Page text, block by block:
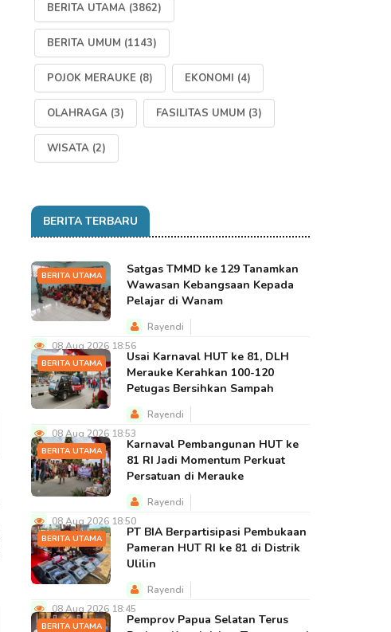
BERITA UTAMA (3862)
BERITA UMUM (1143)
POJOK MERAUKE (8) EKONOMI (4)
OLAHRAGA (3) FASILITAS UMUM (3)
WISATA (2)
BERITA TERBARU
BERITA UTAMA
Satgas TMMD ke 129 Tanamkan
Wawasan Kebangsaan Kepada
Pelajar di Wanam
Rayendi
08 Aug 2026 18:56
BERITA UTAMA
Usai Karnaval HUT ke 81, DLH
Merauke Kerahkan 100-120
Petugas Bersihkan Sampah
Rayendi
08 Aug 2026 18:53
BERITA UTAMA
Karnaval Pembangunan HUT ke
81 RI Jadi Momentum Perkuat
Persatuan di Merauke
Rayendi
08 Aug 2026 18:50
BERITA UTAMA
PT BIA Berpartisipasi Pembukaan
Pameran HUT RI ke 81 di Distrik
Ulilin
Rayendi
08 Aug 2026 18:45
BERITA UTAMA
Pemprov Papua Selatan Terus